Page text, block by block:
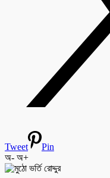
Tweet
Pin
অ- অ+